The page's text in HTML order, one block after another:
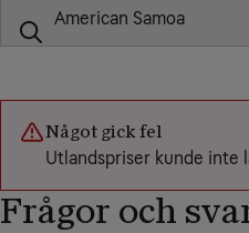
Något gick fel
Utlandspriser kunde inte
Frågor och